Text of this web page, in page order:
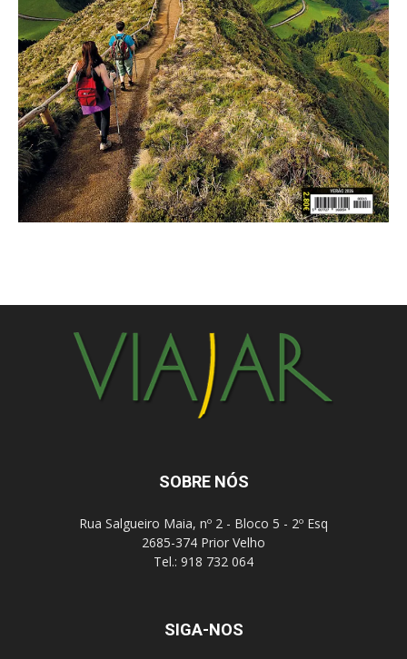
SOBRE NÓS
Rua Salgueiro Maia, nº 2 - Bloco 5 - 2º Esq
2685-374 Prior Velho
Tel.: 918 732 064
SIGA-NOS